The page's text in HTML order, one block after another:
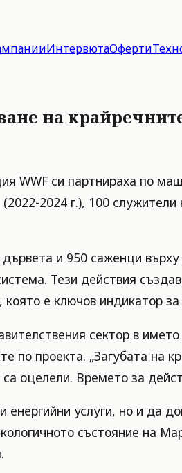
ИнтервютаОферти
на
WWF си партнираха по
2024 г.), 100 служители
и 950 саженци
Тези действия
е ключов индикатор
сектор в
по проекта. „Загубата на
оцелели. Времето за
услуги, но и да
състояние на